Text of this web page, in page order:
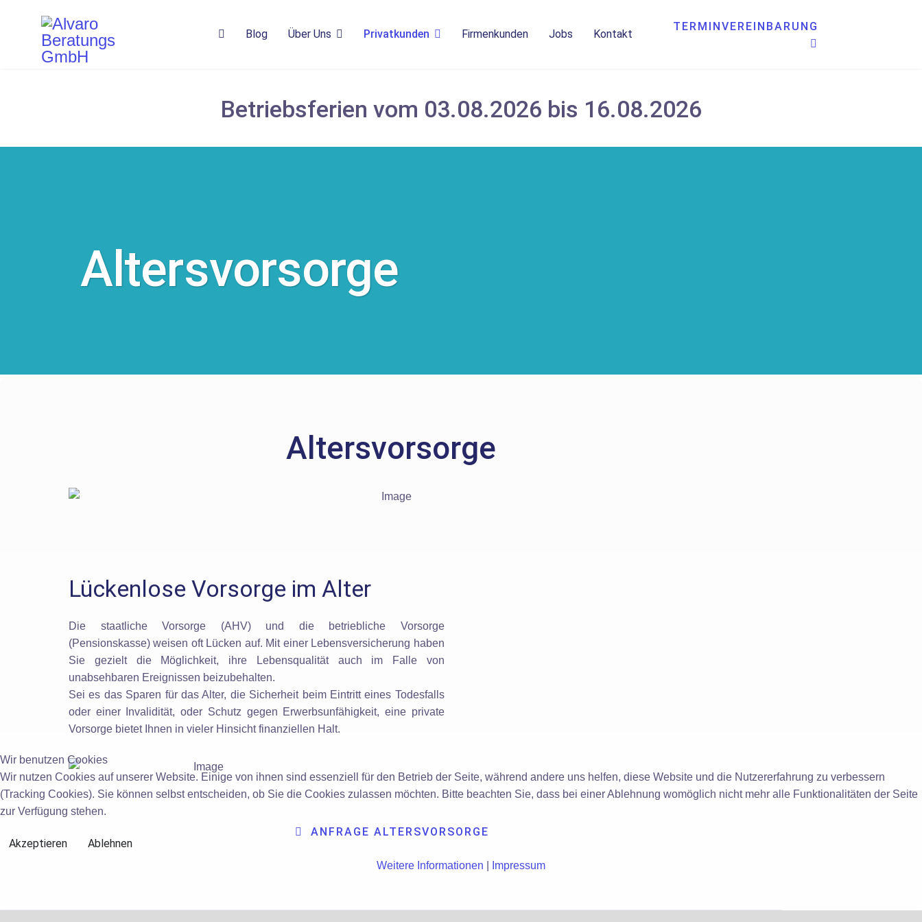
Blog Über Uns Privatkunden Firmenkunden Jobs Kontakt
TERMINVEREINBARUNG
Betriebsferien vom 03.08.2026 bis 16.08.2026
Altersvorsorge
Altersvorsorge
Lückenlose Vorsorge im Alter
Die staatliche Vorsorge (AHV) und die betriebliche Vorsorge
(Pensionskasse) weisen oft Lücken auf. Mit einer Lebensversicherung haben
Sie gezielt die Möglichkeit, ihre Lebensqualität auch im Falle von
unabsehbaren Ereignissen beizubehalten.
Sei es das Sparen für das Alter, die Sicherheit beim Eintritt eines Todesfalls
oder einer Invalidität, oder Schutz gegen Erwerbsunfähigkeit, eine private
Vorsorge bietet Ihnen in vieler Hinsicht finanziellen Halt.
ANFRAGE ALTERSVORSORGE
Wir benutzen Cookies
Wir nutzen Cookies auf unserer Website. Einige von ihnen sind essenziell für den Betrieb der Seite, während andere uns helfen, diese Website und die Nutzererfahrung zu verbessern
(Tracking Cookies). Sie können selbst entscheiden, ob Sie die Cookies zulassen möchten. Bitte beachten Sie, dass bei einer Ablehnung womöglich nicht mehr alle Funktionalitäten der Seite
zur Verfügung stehen.
Akzeptieren Ablehnen
Weitere Informationen Impressum